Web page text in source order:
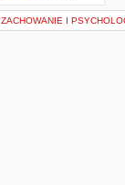
ZACHOWANIE I